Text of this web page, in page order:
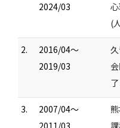
2024/03
(
2.
2016/04～
2019/03
3.
2007/04～
2011/03